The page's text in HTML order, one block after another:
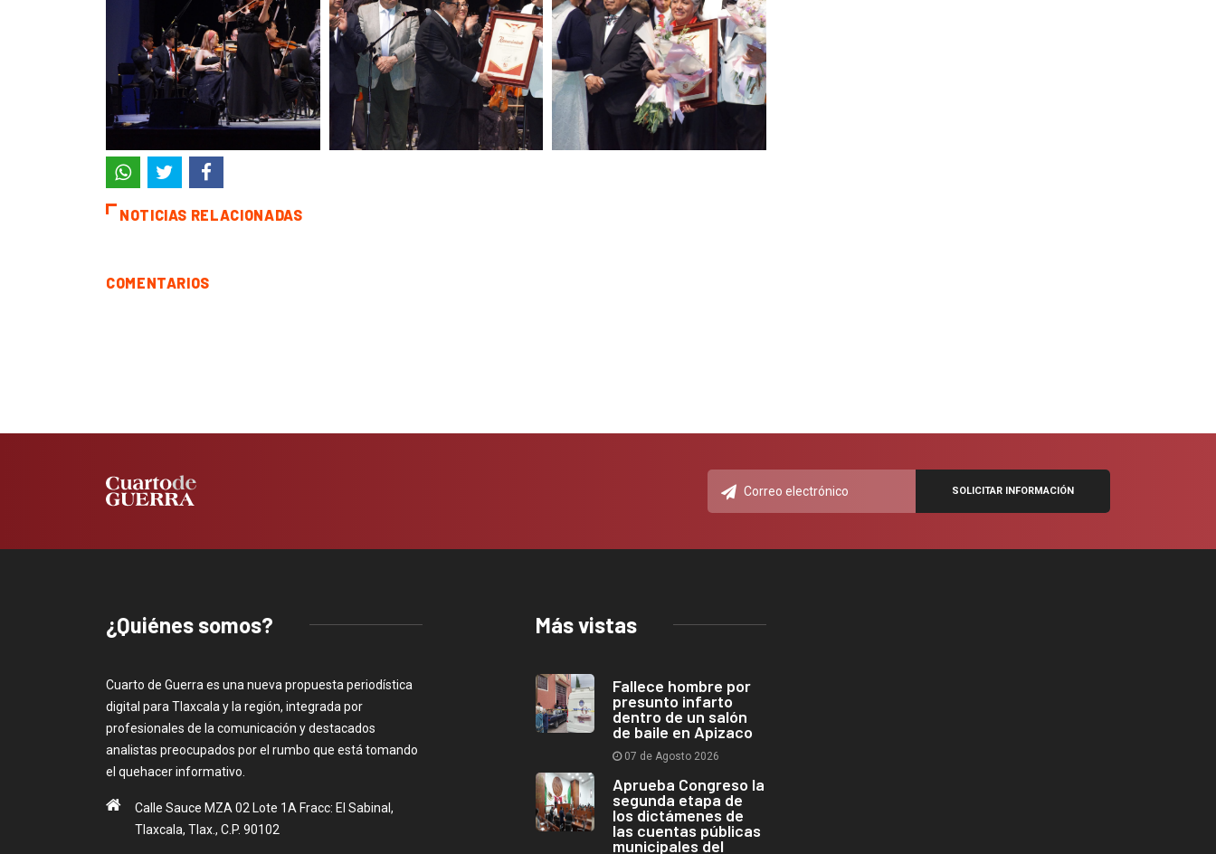
NOTICIAS RELACIONADAS
COMENTARIOS
¿Quiénes somos?
Cuarto de Guerra es una nueva propuesta periodística
digital para Tlaxcala y la región, integrada por
profesionales de la comunicación y destacados
analistas preocupados por el rumbo que está tomando
el quehacer informativo.
Calle Sauce MZA 02 Lote 1A Fracc: El Sabinal,
Tlaxcala, Tlax., C.P. 90102
Más vistas
Fallece hombre por
presunto infarto
dentro de un salón
de baile en Apizaco
07 de Agosto 2026
Aprueba Congreso la
segunda etapa de
los dictámenes de
las cuentas públicas
municipales del